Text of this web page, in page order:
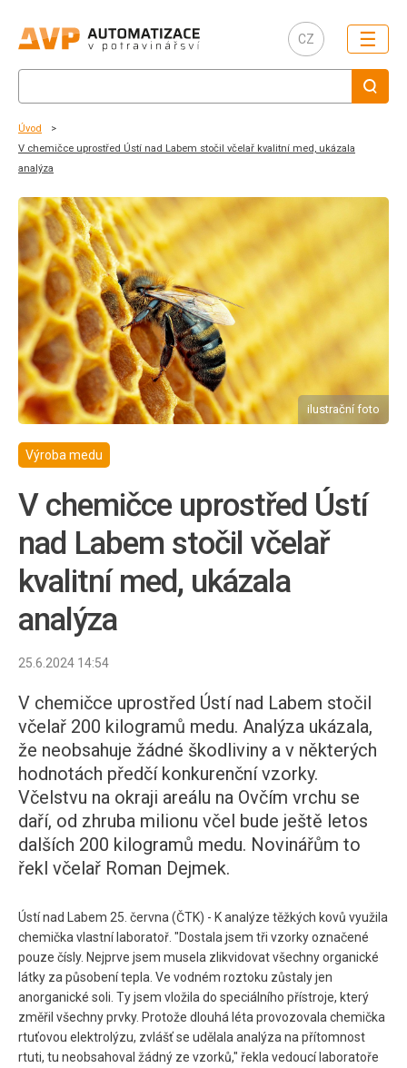
CZ ☰
Úvod
V chemičce uprostřed Ústí nad Labem stočil včelař kvalitní med, ukázala
analýza
ilustrační foto
Výroba medu
V chemičce uprostřed Ústí
nad Labem stočil včelař
kvalitní med, ukázala
analýza
25.6.2024 14:54
V chemičce uprostřed Ústí nad Labem stočil
včelař 200 kilogramů medu. Analýza ukázala,
že neobsahuje žádné škodliviny a v některých
hodnotách předčí konkurenční vzorky.
Včelstvu na okraji areálu na Ovčím vrchu se
daří, od zhruba milionu včel bude ještě letos
dalších 200 kilogramů medu. Novinářům to
řekl včelař Roman Dejmek.
Ústí nad Labem 25. června (ČTK) - K analýze těžkých kovů využila
chemička vlastní laboratoř. "Dostala jsem tři vzorky označené
pouze čísly. Nejprve jsem musela zlikvidovat všechny organické
látky za působení tepla. Ve vodném roztoku zůstaly jen
anorganické soli. Ty jsem vložila do speciálního přístroje, který
změřil všechny prvky. Protože dlouhá léta provozovala chemička
rtuťovou elektrolýzu, zvlášť se udělala analýza na přítomnost
rtuti, tu neobsahoval žádný ze vzorků," řekla vedoucí laboratoře